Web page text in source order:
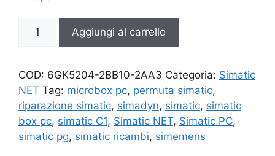
2BB10-
quantità
Aggiungi al carrello
COD: 6GK5204-2BB10-2AA3 Categoria: Simatic
NET Tag: microbox pc, permuta simatic,
riparazione simatic, simadyn, simatic, simatic
box pc, simatic C1, Simatic NET, Simatic PC,
simatic pg, simatic ricambi, simemens